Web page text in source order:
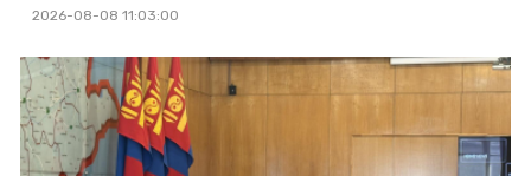
2026-08-08 11:03:00